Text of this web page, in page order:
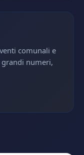
comunali e
numeri,